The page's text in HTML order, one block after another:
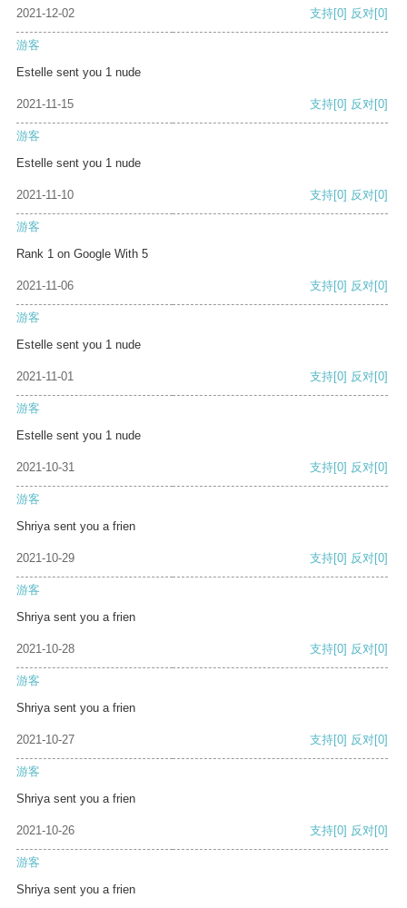
2021-12-02 支持[0] 反对[0]
游客
Estelle sent you 1 nude
2021-11-15 支持[0] 反对[0]
游客
Estelle sent you 1 nude
2021-11-10 支持[0] 反对[0]
游客
Rank 1 on Google With 5
2021-11-06 支持[0] 反对[0]
游客
Estelle sent you 1 nude
2021-11-01 支持[0] 反对[0]
游客
Estelle sent you 1 nude
2021-10-31 支持[0] 反对[0]
游客
Shriya sent you a frien
2021-10-29 支持[0] 反对[0]
游客
Shriya sent you a frien
2021-10-28 支持[0] 反对[0]
游客
Shriya sent you a frien
2021-10-27 支持[0] 反对[0]
游客
Shriya sent you a frien
2021-10-26 支持[0] 反对[0]
游客
Shriya sent you a frien